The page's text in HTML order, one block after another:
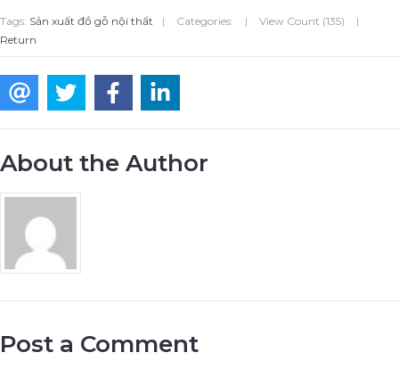
Tags: Sản xuất đồ gỗ nội thất | Categories: | View Count (135)
|
Return
About the Author
Post a Comment